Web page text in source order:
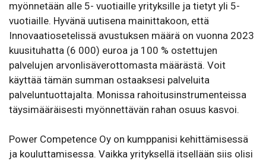
myönnetään alle 5- vuotiaille yrityksille ja tietyt yli 5-
vuotiaille. Hyvänä uutisena mainittakoon, että
Innovaatiosetelissä avustuksen määrä on vuonna 2023
kuusituhatta (6 000) euroa ja 100 % ostettujen
palvelujen arvonlisäverottomasta määrästä. Voit
käyttää tämän summan ostaaksesi palveluita
palveluntuottajalta. Monissa rahoitusinstrumenteissa
täysimääräisesti myönnettävän rahan osuus kasvoi.
Power Competence Oy on kumppanisi kehittämisessä
ja kouluttamisessa. Vaikka yrityksellä itsellään siis olisi